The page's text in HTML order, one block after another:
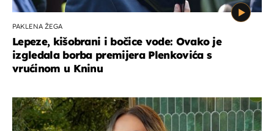
PAKLENA ŽEGA
Lepeze, kišobrani i bočice vode: Ovako je
izgledala borba premijera Plenkovića s
vrućinom u Kninu